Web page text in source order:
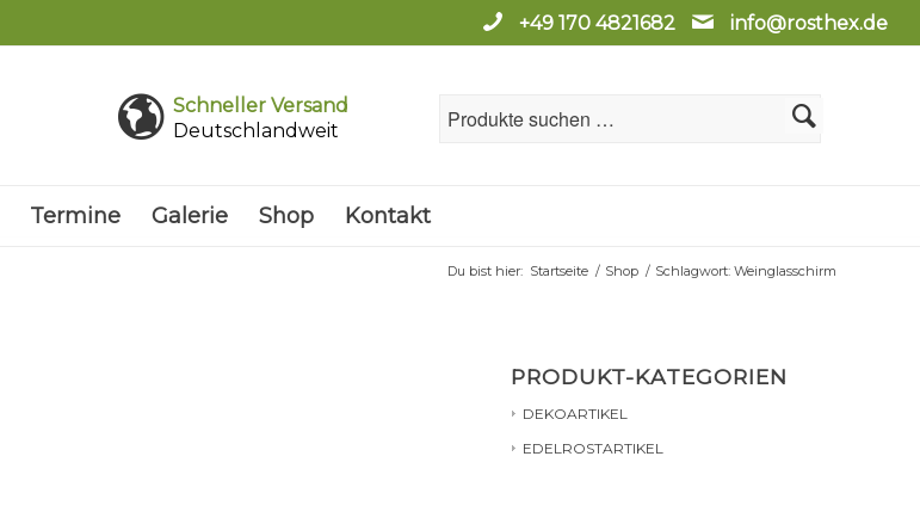
+49 170 4821682 info@rosthex.de
Schneller Versand
Deutschlandweit
Termine Galerie Shop Kontakt
Du bist hier: Startseite / Shop / Schlagwort: Weinglasschirm
PRODUKT-KATEGORIEN
DEKOARTIKEL
EDELROSTARTIKEL